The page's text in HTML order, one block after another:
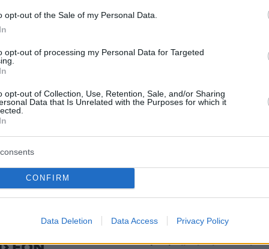
opt-out of the Sale of my Personal Data.
opt-out of processing my Personal Data for Targeted
opt-out of Collection, Use, Retention, Sale, and/or Sharing
Data that Is Unrelated with the Purposes for which it
CONFIRM
Data Deletion Data Access Privacy Policy
μετά την επίθεση του Τελ Αβίβ: Το
σε στάση λεωφορείου κοντά στο Τελ
35 τραυματίες, οι 6 σοβαρά
protothema.gr στο Google Newsκαι μάθετε πρώτοι
Ειδήσεις
στοProtothema.gr
ΕιδήσειςΔημοφιλή